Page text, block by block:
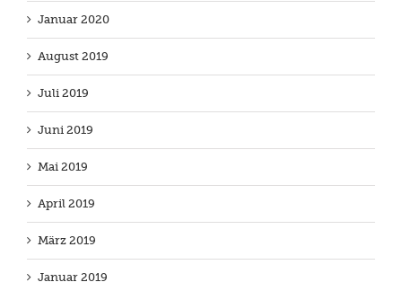
Januar 2020
August 2019
Juli 2019
Juni 2019
Mai 2019
April 2019
März 2019
Januar 2019